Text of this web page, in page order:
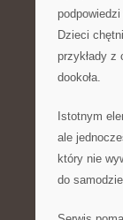
Dzieci
przykłady z
dookoła.
Istotnym
ale
który nie
do